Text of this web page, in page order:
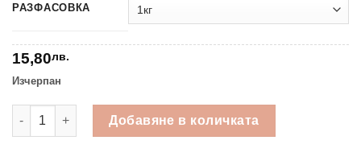
through
276,00лв.
РАЗФАСОВКА
15,80лв.
Изчерпан
количество за Тревна смес универсал
Добавяне в количката